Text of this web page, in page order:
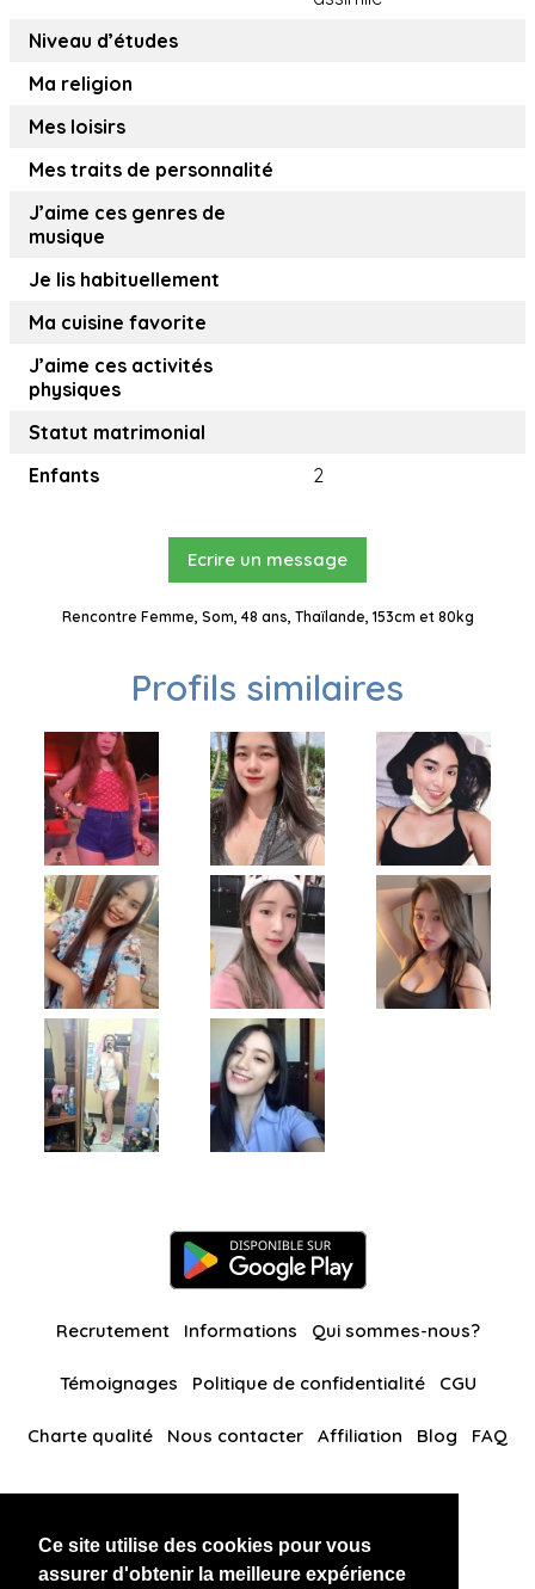
Ce site utilise des cookies pour vous
assurer d'obtenir la meilleure expérience
Niveau d’études
Ma religion
Mes loisirs
Mes traits de personnalité
J’aime ces genres de
musique
Je lis habituellement
Ma cuisine favorite
J’aime ces activités
physiques
Statut matrimonial
Enfants
2
Ecrire un message
Rencontre Femme, Som, 48 ans, Thaïlande, 153cm et 80kg
Profils similaires
Recrutement Informations Qui sommes-nous?
Témoignages Politique de confidentialité CGU
Charte qualité Nous contacter Affiliation Blog FAQ
BlackAndBeauties RussianKisses